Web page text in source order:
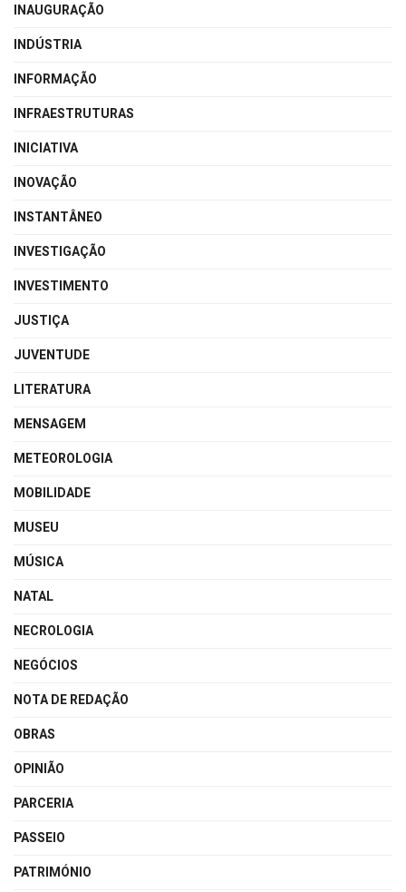
INAUGURAÇÃO
INDÚSTRIA
INFORMAÇÃO
INFRAESTRUTURAS
INICIATIVA
INOVAÇÃO
INSTANTÂNEO
INVESTIGAÇÃO
INVESTIMENTO
JUSTIÇA
JUVENTUDE
LITERATURA
MENSAGEM
METEOROLOGIA
MOBILIDADE
MUSEU
MÚSICA
NATAL
NECROLOGIA
NEGÓCIOS
NOTA DE REDAÇÃO
OBRAS
OPINIÃO
PARCERIA
PASSEIO
PATRIMÓNIO